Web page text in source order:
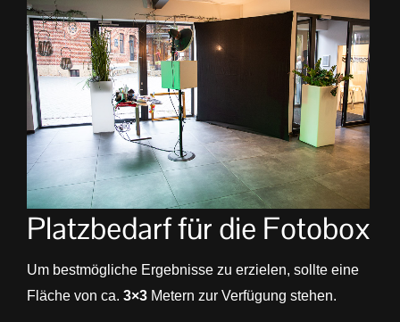
Platzbedarf für die Fotobox
Um bestmögliche Ergebnisse zu erzielen, sollte eine
Fläche von ca. 3×3 Metern zur Verfügung stehen.